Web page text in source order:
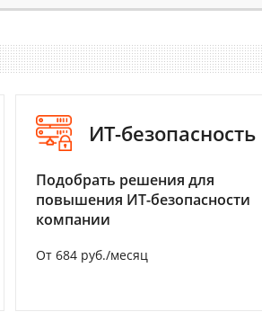
ИТ-безопасность
Подобрать решения для
повышения ИТ-безопасности
компании
От 684 руб./месяц